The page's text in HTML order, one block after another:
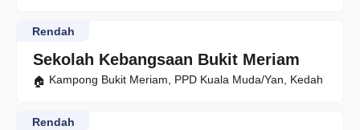
Sekolah Kebangsaan Bukit Meriam
Rendah
Kampong Bukit Meriam, PPD Kuala Muda/Yan, Kedah
Rendah